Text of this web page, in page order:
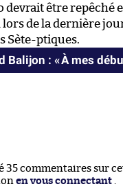
être repêché
de la dernière
Sète-ptiques.
Balijon : « À mes
35 commentaires sur
en vous connectant